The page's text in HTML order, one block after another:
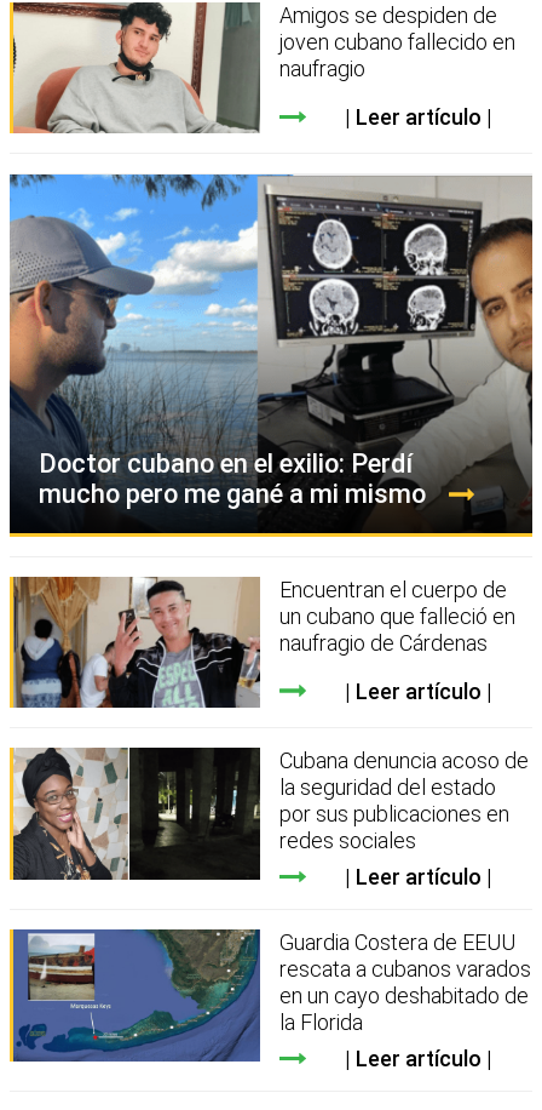
Amigos se despiden de
joven cubano fallecido en
naufragio
Leer artículo
Doctor cubano en el exilio: Perdí
mucho pero me gané a mi mismo
Encuentran el cuerpo de
un cubano que falleció en
naufragio de Cárdenas
Leer artículo
Cubana denuncia acoso de
la seguridad del estado
por sus publicaciones en
redes sociales
Leer artículo
Guardia Costera de EEUU
rescata a cubanos varados
en un cayo deshabitado de
la Florida
Leer artículo